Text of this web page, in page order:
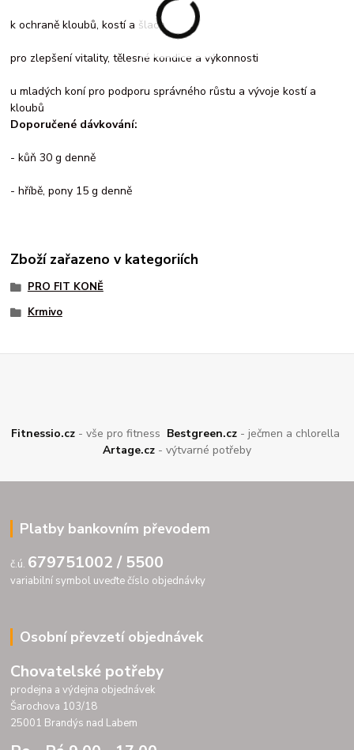
k ochraně kloubů, kostí a šlach
pro zlepšení vitality, tělesné kondice a výkonnosti
u mladých koní pro podporu správného růstu a vývoje kostí a
kloubů
Doporučené dávkování:
- kůň 30 g denně
- hříbě, pony 15 g denně
Zboží zařazeno v kategoriích
PRO FIT KONĚ
Krmivo
Fitnessio.cz - vše pro fitness Bestgreen.cz - ječmen a chlorella
Artage.cz - výtvarné potřeby
Platby bankovním převodem
č.ú. 679751002 / 5500
variabilní symbol uveďte číslo objednávky
Osobní převzetí objednávek
Chovatelské potřeby
prodejna a výdejna objednávek
Šarochova 103/18
25001 Brandýs nad Labem